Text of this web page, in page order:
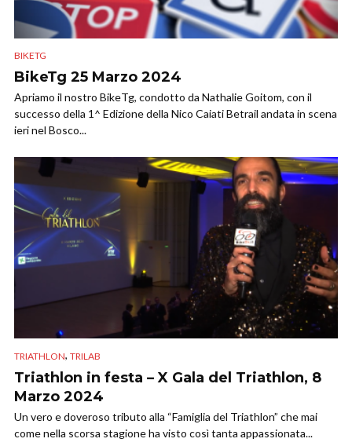
BIKETG
BikeTg 25 Marzo 2024
Apriamo il nostro BikeTg, condotto da Nathalie Goitom, con il
successo della 1^ Edizione della Nico Caiati Betrail andata in scena
ieri nel Bosco...
TRIATHLON, TRILAB
Triathlon in festa – X Gala del Triathlon, 8
Marzo 2024
Un vero e doveroso tributo alla “Famiglia del Triathlon” che mai
come nella scorsa stagione ha visto così tanta appassionata...